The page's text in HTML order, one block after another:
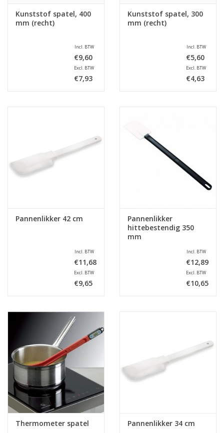
Kunststof spatel, 400
mm (recht)
Incl. BTW
€9,60
Excl. BTW
€7,93
Kunststof spatel, 300
mm (recht)
Incl. BTW
€5,60
Excl. BTW
€4,63
Pannenlikker 42 cm
Incl. BTW
€11,68
Excl. BTW
€9,65
Pannenlikker
hittebestendig 350
mm
Incl. BTW
€12,89
Excl. BTW
€10,65
Thermometer spatel Pannenlikker 34 cm